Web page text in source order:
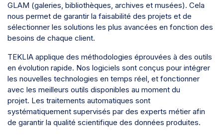
GLAM (galeries, bibliothèques, archives et musées). Cela
nous permet de garantir la faisabilité des projets et de
sélectionner les solutions les plus avancées en fonction des
besoins de chaque client.
TEKLIA applique des méthodologies éprouvées à des outils
en évolution rapide. Nos logiciels sont conçus pour intégrer
les nouvelles technologies en temps réel, et fonctionner
avec les meilleurs outils disponibles au moment du
projet. Les traitements automatiques sont
systématiquement supervisés par des experts métier afin
de garantir la qualité scientifique des données produites.